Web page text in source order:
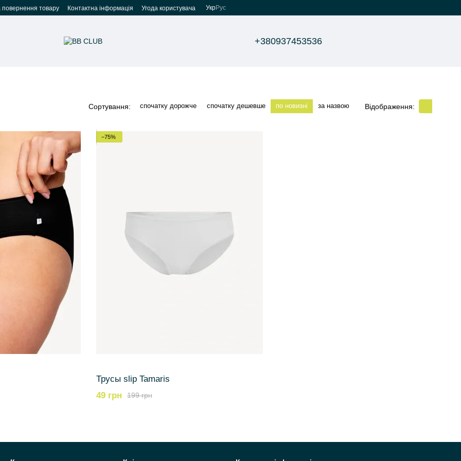
повернення товару Контактна інформація Угода користувача УкрРус
+380937453536
Сортування: спочатку дорожче спочатку дешевше по новизні за назвою Відображення:
−75%
Трусы slip Tamaris
199 грн
49 грн